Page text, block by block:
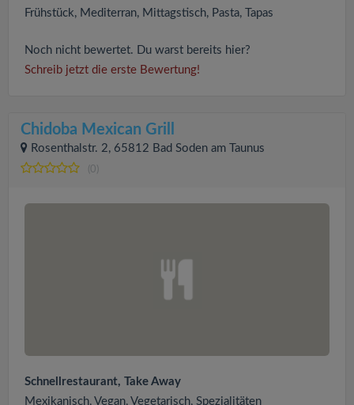
Frühstück, Mediterran, Mittagstisch, Pasta, Tapas
Noch nicht bewertet. Du warst bereits hier?
Schreib jetzt die erste Bewertung!
Chidoba Mexican Grill
Rosenthalstr. 2, 65812 Bad Soden am Taunus
(0)
Schnellrestaurant, Take Away
Mexikanisch, Vegan, Vegetarisch, Spezialitäten